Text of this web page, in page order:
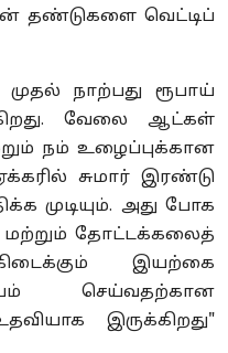
தண்டுகளை வெட்டிப்
நாற்பது ரூபாய்
வேலை ஆட்கள்
நம் உழைப்புக்கான
சுமார் இரண்டு
முடியும். அது போக
தோட்டக்கலைத்
இயற்கை
செய்வதற்கான
இருக்கிறது"